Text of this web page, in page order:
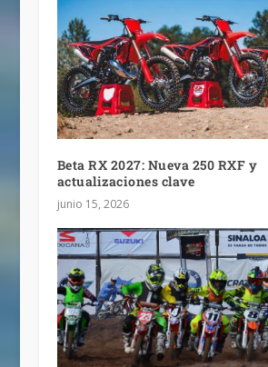
Beta RX 2027: Nueva 250 RXF y
actualizaciones clave
junio 15, 2026